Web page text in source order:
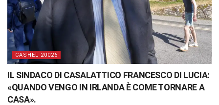
CASHEL 20026
IL SINDACO DI CASALATTICO FRANCESCO DI LUCIA:
«QUANDO VENGO IN IRLANDA È COME TORNARE A
CASA».